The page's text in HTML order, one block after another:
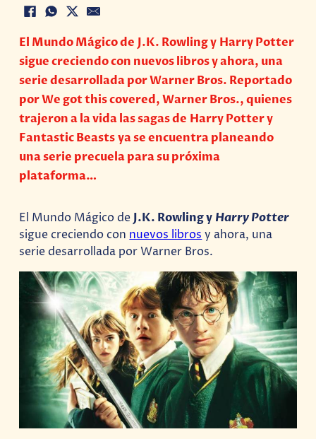
El Mundo Mágico de J.K. Rowling y Harry Potter
sigue creciendo con nuevos libros y ahora, una
serie desarrollada por Warner Bros. Reportado
por We got this covered, Warner Bros., quienes
trajeron a la vida las sagas de Harry Potter y
Fantastic Beasts ya se encuentra planeando
una serie precuela para su próxima
plataforma…
El Mundo Mágico de J.K. Rowling y Harry Potter
sigue creciendo con nuevos libros y ahora, una
serie desarrollada por Warner Bros.